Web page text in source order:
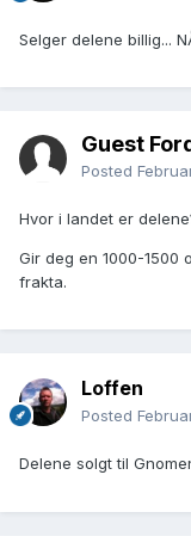
Selger delene billig...
Guest
Posted
Hvor i landet er
Gir deg en 1000-1500
frakta.
Loffen
Posted
Delene solgt til